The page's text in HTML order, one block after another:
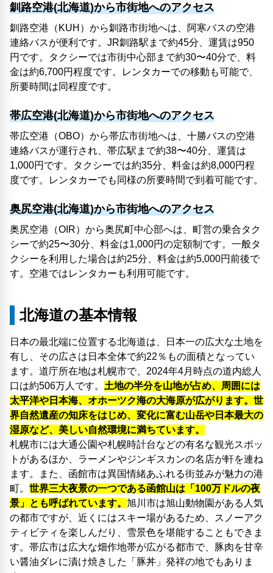
釧路空港(北海道)から市街地へのアクセス
釧路空港（KUH）から釧路市街地へは、阿寒バスの空港
連絡バスが便利です。JR釧路駅まで約45分、運賃は950
円です。タクシーでは市街中心部まで約30〜40分で、料
金は約6,700円程度です。レンタカーでの移動も可能で、
所要時間は同程度です。
帯広空港(北海道)から市街地へのアクセス
帯広空港（OBO）から帯広市街地へは、十勝バスの空港
連絡バスが運行され、帯広駅まで約38〜40分、運賃は
1,000円です。タクシーでは約35分、料金は約8,000円程
度です。レンタカーでも同様の所要時間で到着可能です。
奥尻空港(北海道)から市街地へのアクセス
奥尻空港（OIR）から奥尻町中心部へは、町営の乗合タク
シーで約25〜30分、料金は1,000円の定額制です。一般タ
クシーを利用した場合は約25分、料金は約5,000円前後で
す。空港ではレンタカーも利用可能です。
北海道の基本情報
日本の最北端に位置する北海道は、日本一の広大な土地を
有し、その広さは日本全体で約22％もの面積となってい
ます。道庁所在地は札幌市で、2024年4月時点の道内総人
口は約506万人です。 土地の半分を山地が占め、周囲には
太平洋や日本海、オホーツク海の大海原が広がります。世
界自然遺産の知床をはじめ、変化に富む山岳や日本最大の
湿原など、美しい自然環境に満ちています。
札幌市には大通公園や札幌時計台などの有名な観光スポッ
トがあるほか、ラーメンやジンギスカンの名店が軒を連ね
ます。また、函館市は異国情緒あふれる街並みが魅力の港
町。 世界三大夜景の一つである函館山は「100万ドルの夜
景」とも呼ばれています。 旭川市は旭山動物園がある人気
の都市ですが、近くにはスキー場があるため、スノーアク
ティビティを楽しんだり、雪景色を堪能することもできま
す。帯広市は広大な畑作地帯が広がる都市で、豚肉を甘辛
い醤油ダレに漬け焼きした「豚丼」発祥の地でもありま